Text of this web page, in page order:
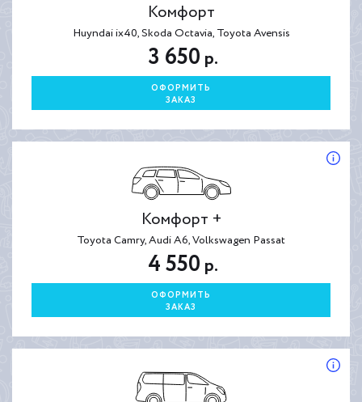
Комфорт
Huyndai ix40, Skoda Octavia, Toyota Avensis
3 650 р.
ОФОРМИТЬ
ЗАКАЗ
Комфорт +
Toyota Camry, Audi A6, Volkswagen Passat
4 550 р.
ОФОРМИТЬ
ЗАКАЗ